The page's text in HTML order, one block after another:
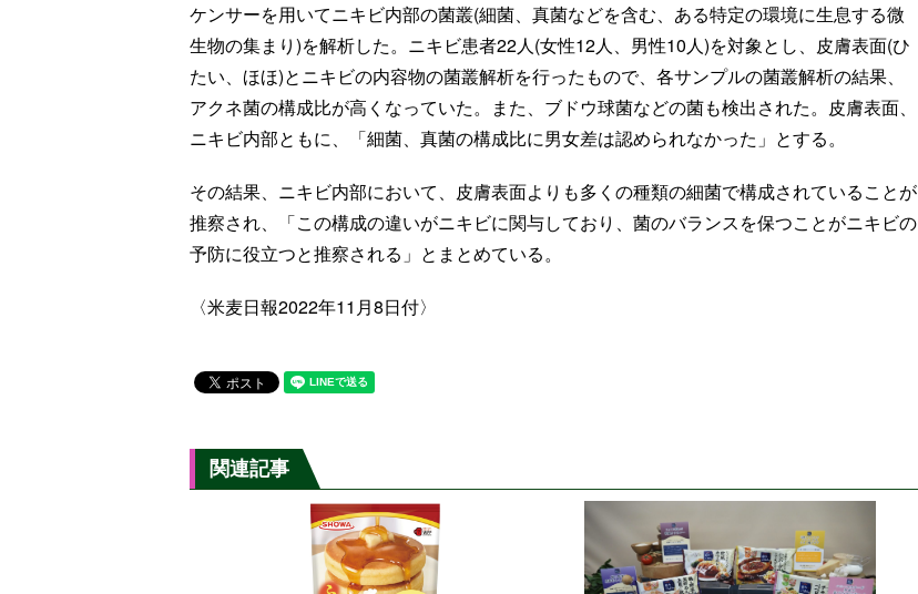
ケンサーを用いてニキビ内部の菌叢(細菌、真菌などを含む、ある特定の環境に生息する微
生物の集まり)を解析した。ニキビ患者22人(女性12人、男性10人)を対象とし、皮膚表面(ひ
たい、ほほ)とニキビの内容物の菌叢解析を行ったもので、各サンプルの菌叢解析の結果、
アクネ菌の構成比が高くなっていた。また、ブドウ球菌などの菌も検出された。皮膚表面、
ニキビ内部ともに、「細菌、真菌の構成比に男女差は認められなかった」とする。
その結果、ニキビ内部において、皮膚表面よりも多くの種類の細菌で構成されていることが
推察され、「この構成の違いがニキビに関与しており、菌のバランスを保つことがニキビの
予防に役立つと推察される」とまとめている。
〈米麦日報2022年11月8日付〉
関連記事